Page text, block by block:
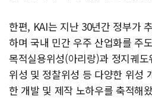
한편, KAI는 지난 30년간 정부가
하며 국내 민간 우주 산업화를 주
목적실용위성(아리랑)과 정지궤
위성 및 정찰위성 등 다양한 위성
한 개발 및 제작 노하우를 축적해